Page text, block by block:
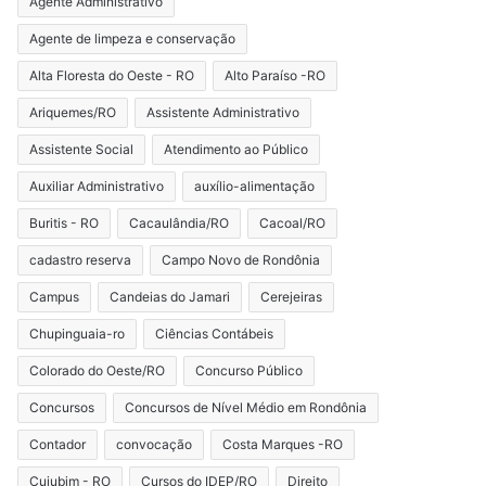
Agente de limpeza e conservação
Alta Floresta do Oeste - RO Alto Paraíso -RO
Ariquemes/RO Assistente Administrativo
Assistente Social Atendimento ao Público
Auxiliar Administrativo auxílio-alimentação
Buritis - RO Cacaulândia/RO Cacoal/RO
cadastro reserva Campo Novo de Rondônia
Campus Candeias do Jamari Cerejeiras
Chupinguaia-ro Ciências Contábeis
Colorado do Oeste/RO Concurso Público
Concursos Concursos de Nível Médio em Rondônia
Contador convocação Costa Marques -RO
Cujubim - RO Cursos do IDEP/RO Direito